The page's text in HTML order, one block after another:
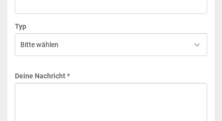
Typ
Deine Nachricht *